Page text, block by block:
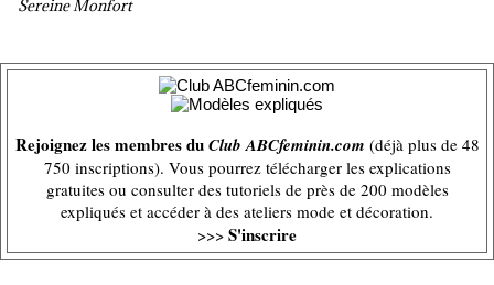
Sereine Monfort
Rejoignez les membres duClub ABCfeminin.com (déjà plus de 48
750 inscriptions). Vous pourrez télécharger les explications
gratuites ou consulter des tutoriels de près de 200 modèles
expliqués et accéder à des ateliers mode et décoration.
>>> S'inscrire